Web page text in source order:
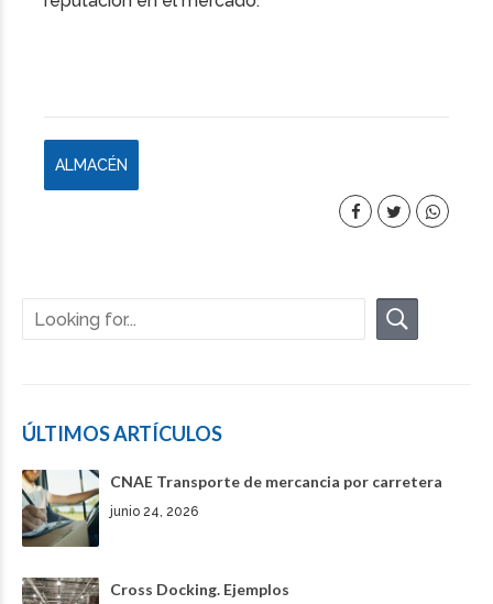
ALMACÉN
ÚLTIMOS ARTÍCULOS
CNAE Transporte de mercancia por carretera
junio 24, 2026
Cross Docking. Ejemplos